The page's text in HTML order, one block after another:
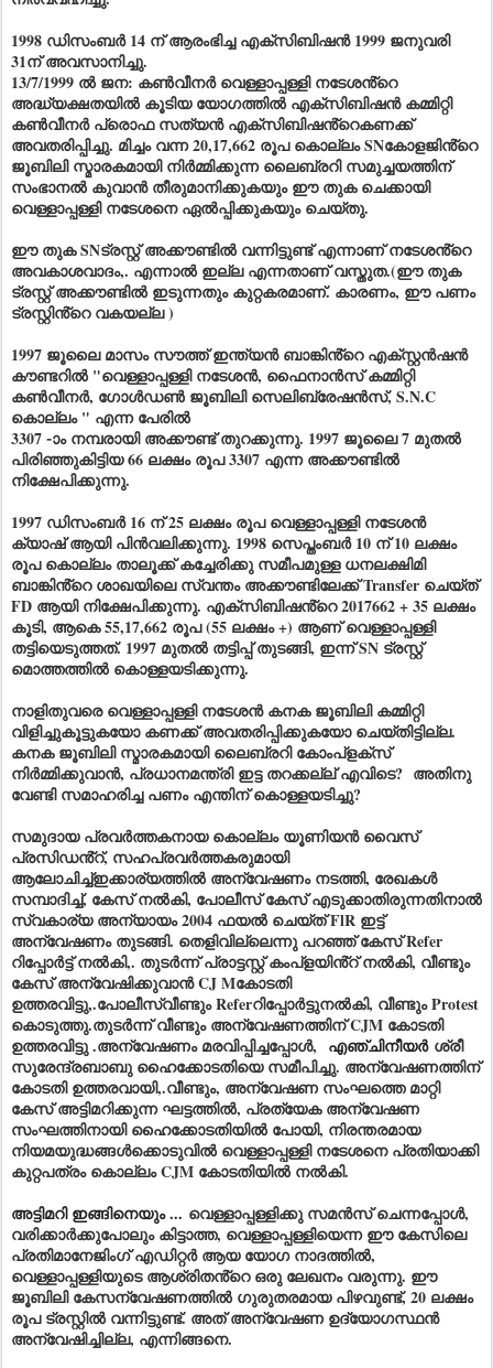
1998 ഡിസംബർ 14 ന് ആരംഭിച്ച എക്സിബിഷൻ 1999 ജനുവരി
31ന് അവസാനിച്ചു.
13/7/1999 ൽ ജന: കൺവീനർ വെള്ളാപ്പള്ളി നടേശൻ്റെ
അദ്ധ്യക്ഷതയിൽ കൂടിയ യോഗത്തിൽ എക്സിബിഷൻ കമ്മിറ്റി
കൺവീനർ പ്രൊഫ സത്യൻ എക്സിബിഷൻ്റെകണക്ക്
അവതരിപ്പിച്ചു. മിച്ചം വന്ന 20,17,662 രൂപ കൊല്ലം SNകോളജിൻ്റെ
ജൂബിലി സ്മാരകമായി നിർമ്മിക്കുന്ന ലൈബ്രറി സമുച്ചയത്തിന്
സംഭാനൽ കുവാൻ തീരുമാനിക്കുകയും ഈ തുക ചെക്കായി
വെള്ളാപ്പള്ളി നടേശനെ ഏൽപ്പിക്കുകയും ചെയ്തു.
ഈ തുക SNട്രസ്റ്റ് അക്കൗണ്ടിൽ വന്നിട്ടുണ്ട് എന്നാണ് നടേശൻ്റെ
അവകാശവാദം,. എന്നാൽ ഇല്ല എന്നതാണ് വസ്തുത.(ഈ തുക
ട്രസ്റ്റ് അക്കൗണ്ടിൽ ഇടുന്നതും കുറ്റകരമാണ്. കാരണം, ഈ പണം
ട്രസ്റ്റിൻ്റെ വകയല്ല )
1997 ജൂലൈ മാസം സൗത്ത് ഇന്ത്യൻ ബാങ്കിൻ്റെ എക്സ്റ്റൻഷൻ
കൗണ്ടറിൽ "വെള്ളാപ്പള്ളി നടേശൻ, ഫൈനാൻസ് കമ്മിറ്റി
കൺവീനർ, ഗോൾഡൺ ജൂബിലി സെലിബ്രേഷൻസ്, S.N.C
കൊല്ലം " എന്ന പേരിൽ
3307 -ാം നമ്പരായി അക്കൗണ്ട് തുറക്കുന്നു. 1997 ജൂലൈ 7 മുതൽ
പിരിഞ്ഞുകിട്ടിയ 66 ലക്ഷം രൂപ 3307 എന്ന അക്കൗണ്ടിൽ
നിക്ഷേപിക്കുന്നു.
1997 ഡിസംബർ 16 ന് 25 ലക്ഷം രൂപ വെള്ളാപ്പള്ളി നടേശൻ
ക്യാഷ് ആയി പിൻവലിക്കുന്നു. 1998 സെപ്തംബർ 10 ന് 10 ലക്ഷം
രൂപ കൊല്ലം താലൂക്ക് കച്ചേരിക്കു സമീപമുള്ള ധനലക്ഷിമി
ബാങ്കിൻ്റെ ശാഖയിലെ സ്വന്തം അക്കൗണ്ടിലേക്ക് Transfer ചെയ്ത്
FD ആയി നിക്ഷേപിക്കുന്നു. എക്സിബിഷൻ്റെ 2017662 + 35 ലക്ഷം
കൂടി, ആകെ 55,17,662 രൂപ (55 ലക്ഷം +) ആണ് വെള്ളാപ്പള്ളി
തട്ടിയെടുത്തത്. 1997 മുതൽ തട്ടിപ്പ് തുടങ്ങി, ഇന്ന് SN ട്രസ്റ്റ്
മൊത്തത്തിൽ കൊള്ളയടിക്കുന്നു.
നാളിതുവരെ വെള്ളാപ്പള്ളി നടേശൻ കനക ജൂബിലി കമ്മിറ്റി
വിളിച്ചുകൂട്ടുകയോ കണക്ക് അവതരിപ്പിക്കുകയോ ചെയ്തിട്ടില്ല.
കനക ജൂബിലി സ്മാരകമായി ലൈബ്രറി കോംപ്ളക്സ്
നിർമ്മിക്കുവാൻ, പ്രധാനമന്ത്രി ഇട്ട തറക്കല്ല് എവിടെ? അതിനു
വേണ്ടി സമാഹരിച്ച പണം എന്തിന് കൊള്ളയടിച്ചു?
സമുദായ പ്രവർത്തകനായ കൊല്ലം യൂണിയൻ വൈസ്
പ്രസിഡൻ്റ്, സഹപ്രവർത്തകരുമായി
ആലോചിച്ച്ഇക്കാര്യത്തിൽ അന്വേഷണം നടത്തി, രേഖകൾ
സമ്പാദിച്ച്, കേസ് നൽകി, പോലീസ് കേസ് എടുക്കാതിരുന്നതിനാൽ
സ്വകാര്യ അന്യായം 2004 ഫയൽ ചെയ്ത് FlR ഇട്ട്
അന്വേഷണം തുടങ്ങി. തെളിവില്ലെന്നു പറഞ്ഞ് കേസ് Refer
റിപ്പോർട്ട് നൽകി,. തുടർന്ന് പ്രാട്ടസ്റ്റ് കംപ്ളയിൻ്റ് നൽകി, വീണ്ടും
കേസ് അന്വേഷിക്കുവാൻ CJ Mകോടതി
ഉത്തരവിട്ടു,.പോലീസ്വീണ്ടും Referറിപ്പോർട്ടുനൽകി, വീണ്ടും Protest
കൊടുത്തു.തുടർന്ന് വീണ്ടും അന്വേഷണത്തിന് CJM കോടതി
ഉത്തരവിട്ടു .അന്വേഷണം മരവിപ്പിച്ചപ്പോൾ, എഞ്ചിനീയർ ശ്രീ
സുരേന്ദ്രബാബു ഹൈക്കോടതിയെ സമീപിച്ചു. അന്വേഷണത്തിന്
കോടതി ഉത്തരവായി,.വീണ്ടും, അന്വേഷണ സംഘത്തെ മാറ്റി
കേസ് അട്ടിമറിക്കുന്ന ഘട്ടത്തിൽ, പ്രത്യേക അന്വേഷണ
സംഘത്തിനായി ഹൈക്കോടതിയിൽ പോയി, നിരന്തരമായ
നിയമയുദ്ധങ്ങൾക്കൊടുവിൽ വെള്ളാപ്പള്ളി നടേശനെ പ്രതിയാക്കി
കുറ്റപത്രം കൊല്ലം CJM കോടതിയിൽ നൽകി.
അട്ടിമറി ഇങ്ങിനെയും ... വെള്ളാപ്പള്ളിക്കു സമൻസ് ചെന്നപ്പോൾ,
വരിക്കാർക്കുപോലും കിട്ടാത്ത, വെള്ളാപ്പള്ളിയെന്ന ഈ കേസിലെ
പ്രതിമാനേജിംഗ് എഡിറ്റർ ആയ യോഗ നാദത്തിൽ,
വെള്ളാപ്പള്ളിയുടെ ആശ്രിതൻ്റെ ഒരു ലേഖനം വരുന്നു. ഈ
ജൂബിലി കേസന്വേഷണത്തിൽ ഗുരുതരമായ പിഴവുണ്ട്, 20 ലക്ഷം
രൂപ ട്രസ്റ്റിൽ വന്നിട്ടുണ്ട്. അത് അന്വേഷണ ഉദ്യോഗസ്ഥൻ
അന്വേഷിച്ചില്ല, എന്നിങ്ങനെ.